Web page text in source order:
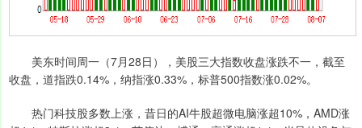
美东时间周一（7月28日），美股三大指数收盘涨跌不一，截至
收盘，道指跌0.14%，纳指涨0.33%，标普500指数涨0.02%。
热门科技股多数上涨，昔日的AI牛股超微电脑涨超10%，AMD涨